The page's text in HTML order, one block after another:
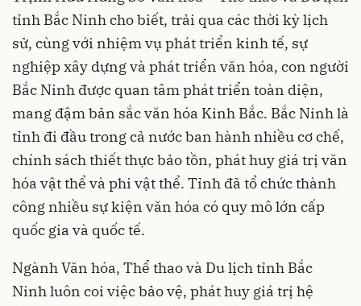
tỉnh Bắc Ninh cho biết, trải qua các thời kỳ lịch
sử, cùng với nhiệm vụ phát triển kinh tế, sự
nghiệp xây dựng và phát triển văn hóa, con người
Bắc Ninh được quan tâm phát triển toàn diện,
mang đậm bản sắc văn hóa Kinh Bắc. Bắc Ninh là
tỉnh đi đầu trong cả nước ban hành nhiều cơ chế,
chính sách thiết thực bảo tồn, phát huy giá trị văn
hóa vật thể và phi vật thể. Tỉnh đã tổ chức thành
công nhiều sự kiện văn hóa có quy mô lớn cấp
quốc gia và quốc tế.
Ngành Văn hóa, Thể thao và Du lịch tỉnh Bắc
Ninh luôn coi việc bảo vệ, phát huy giá trị hệ